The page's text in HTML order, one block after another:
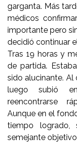
garganta. Más
médicos
importante pero
decidió continuar
Tras 19 horas y
de partida.
sido alucinante. Al
luego subió
reencontrarse
Aunque en el
tiempo
semejante